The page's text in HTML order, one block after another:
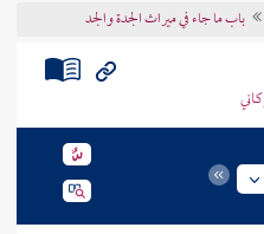
باب ما جاء في ميراث الجدة والجد